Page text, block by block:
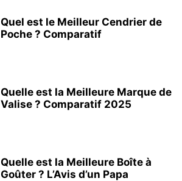
Quel est le Meilleur Cendrier de
Poche ? Comparatif
Quelle est la Meilleure Marque de
Valise ? Comparatif 2025
Quelle est la Meilleure Boîte à
Goûter ? L’Avis d’un Papa